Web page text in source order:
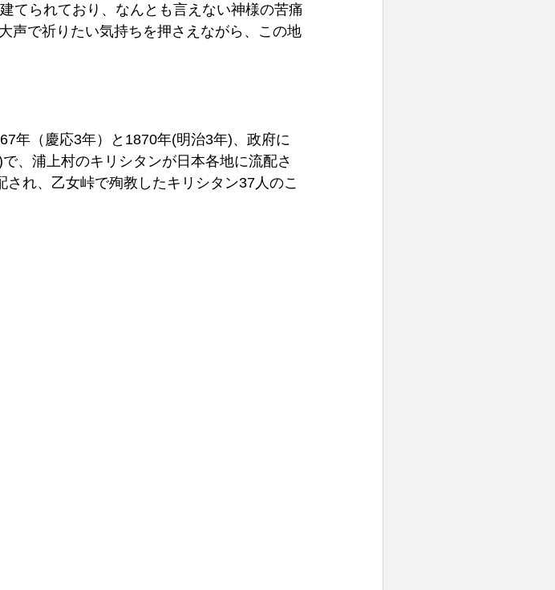
てられており、なんとも言えない神様の苦痛
声で祈りたい気持ちを押さえながら、この地
年（慶応3年）と1870年(明治3年)、政府に
、浦上村のキリシタンが日本各地に流配さ
れ、乙女峠で殉教したキリシタン37人のこ